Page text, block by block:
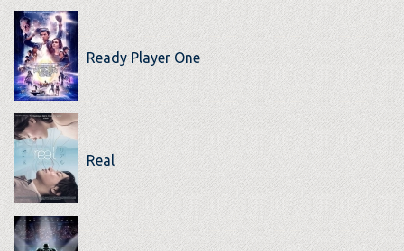
Ready Player One
Real